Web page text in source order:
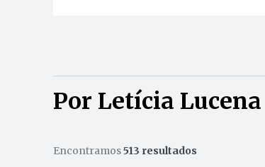
Por Letícia Lucena
Encontramos513 resultados